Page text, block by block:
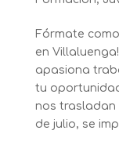
Fórmate
en
apasiona
tu
nos trasladan
de julio, se